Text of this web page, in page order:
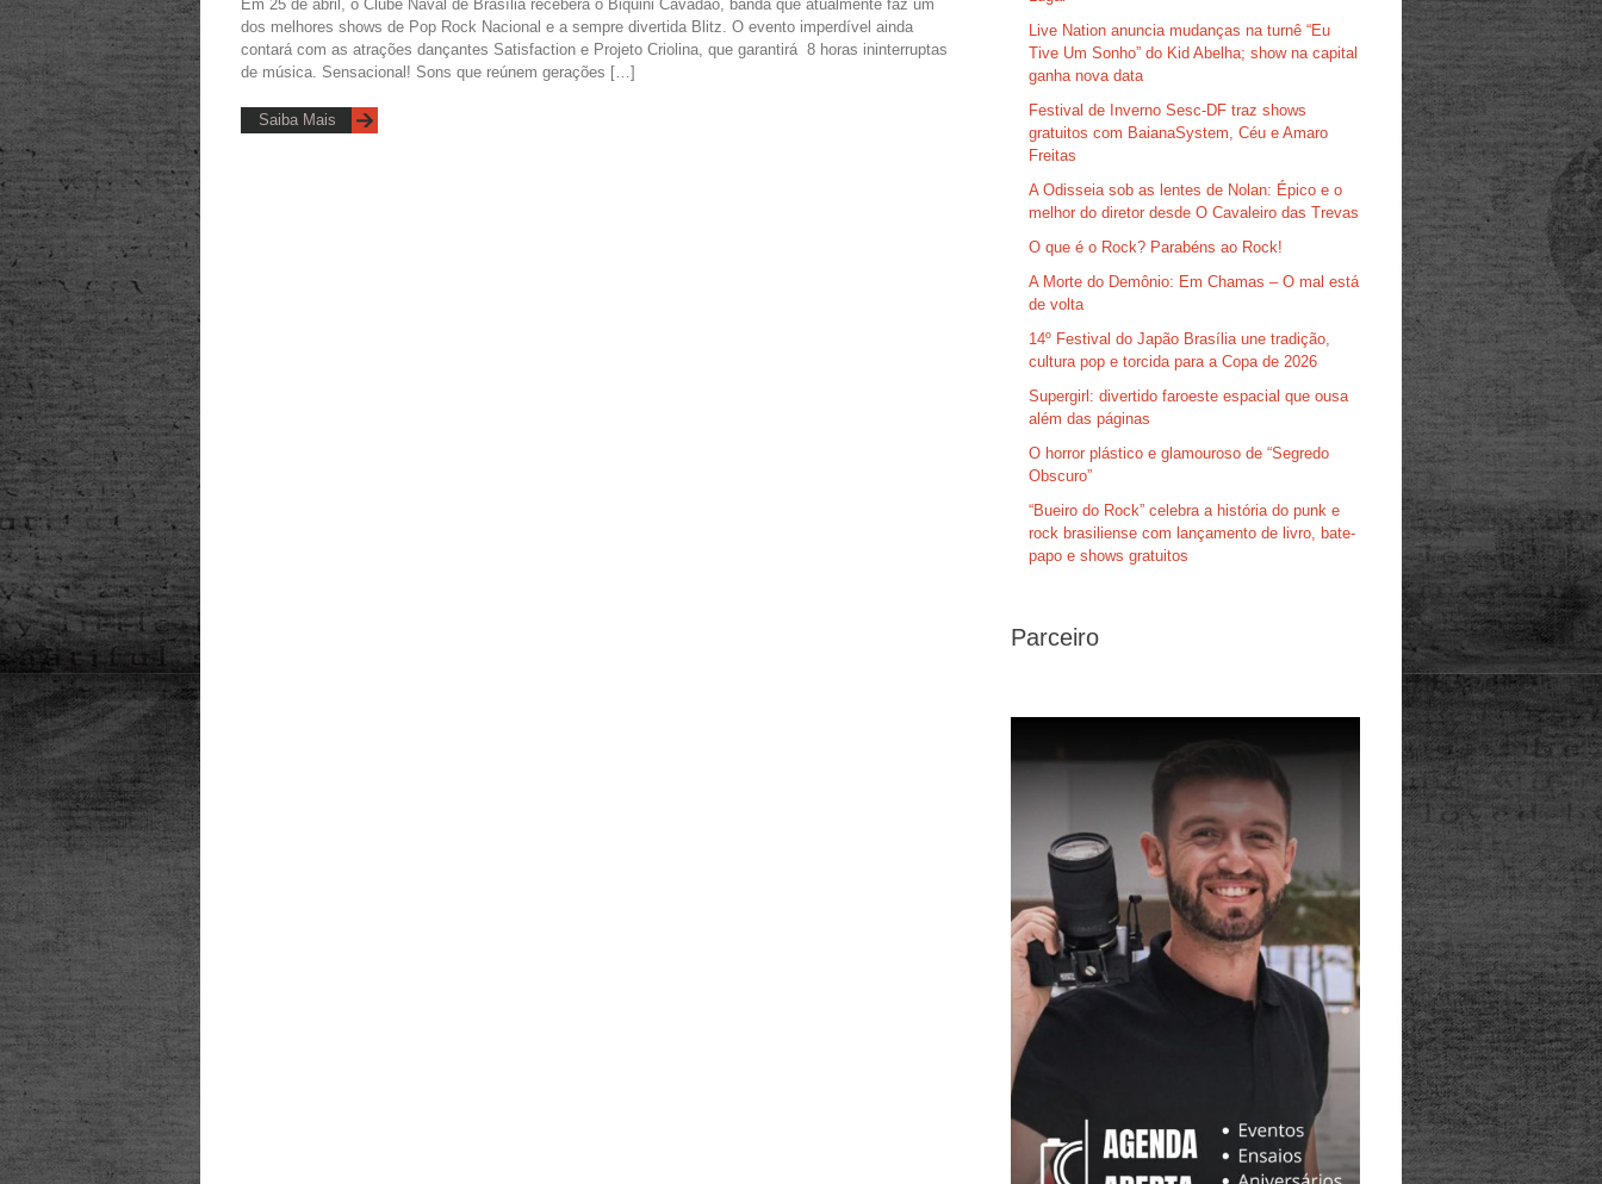
Em 25 de abril, o Clube Naval de Brasília receberá o Biquini Cavadão, banda que atualmente faz um
dos melhores shows de Pop Rock Nacional e a sempre divertida Blitz. O evento imperdível ainda
contará com as atrações dançantes Satisfaction e Projeto Criolina, que garantirá 8 horas ininterruptas
de música. Sensacional! Sons que reúnem gerações […]
Saiba Mais
Live Nation anuncia mudanças na turnê “Eu
Tive Um Sonho” do Kid Abelha; show na capital
ganha nova data
Festival de Inverno Sesc-DF traz shows
gratuitos com BaianaSystem, Céu e Amaro
Freitas
A Odisseia sob as lentes de Nolan: Épico e o
melhor do diretor desde O Cavaleiro das Trevas
O que é o Rock? Parabéns ao Rock!
A Morte do Demônio: Em Chamas – O mal está
de volta
14º Festival do Japão Brasília une tradição,
cultura pop e torcida para a Copa de 2026
Supergirl: divertido faroeste espacial que ousa
além das páginas
O horror plástico e glamouroso de “Segredo
Obscuro”
“Bueiro do Rock” celebra a história do punk e
rock brasiliense com lançamento de livro, bate-
papo e shows gratuitos
Parceiro